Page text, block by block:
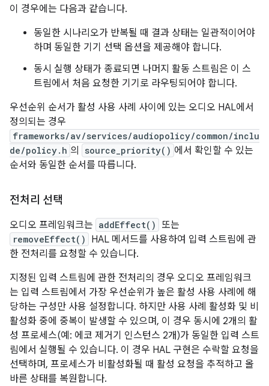
이 경우에는 다음과 같습니다.
동일한 시나리오가 반복될 때 결과 상태는 일관적이어야
하며 동일한 기기 선택 옵션을 제공해야 합니다.
동시 실행 상태가 종료되면 나머지 활동 스트림은 이 스
트림에서 처음 요청한 기기로 라우팅되어야 합니다.
우선순위 순서가 활성 사용 사례 사이에 있는 오디오 HAL에서
정의되는 경우
frameworks/av/services/audiopolicy/common/inclu
de/policy.h 의 source_priority() 에서 확인할 수 있는
순서와 동일한 순서를 따릅니다.
전처리 선택
오디오 프레임워크는 addEffect() 또는
removeEffect()
HAL 메서드를 사용하여 입력 스트림에 관
한 전처리를 요청할 수 있습니다.
지정된 입력 스트림에 관한 전처리의 경우 오디오 프레임워크
는 입력 스트림에서 가장 우선순위가 높은 활성 사용 사례에 해
당하는 구성만 사용 설정합니다. 하지만 사용 사례 활성화 및 비
활성화 중에 중복이 발생할 수 있으며, 이 경우 동시에 2개의 활
성 프로세스(예: 에코 제거기 인스턴스 2개)가 동일한 입력 스트
림에서 실행될 수 있습니다. 이 경우 HAL 구현은 수락할 요청을
선택하며, 프로세스가 비활성화될 때 활성 요청을 추적하고 올
바른 상태를 복원합니다.